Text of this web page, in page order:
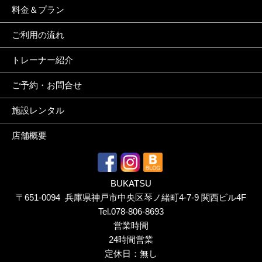
料金＆プラン
ご利用の流れ
トレーナー紹介
ご予約・お問合せ
施設レンタル
店舗概要
BUKATSU
〒651-0094 兵庫県神戸市中央区琴ノ緒町4-7-9 関西ビル4F
Tel.078-806-8693
営業時間
24時間営業
定休日：無し